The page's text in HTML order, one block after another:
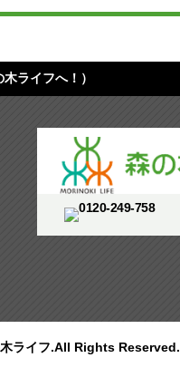
ライフへ！）
ライフ.All Rights Reserved.